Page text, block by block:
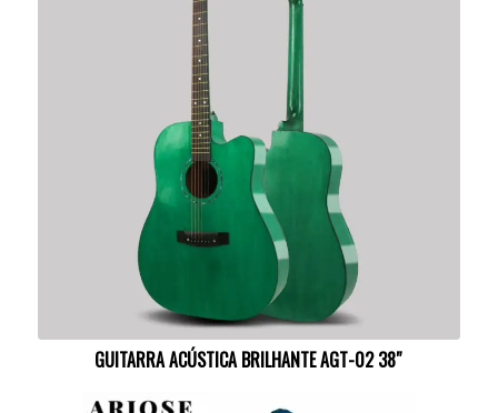
GUITARRA ACÚSTICA BRILHANTE AGT-02 38″